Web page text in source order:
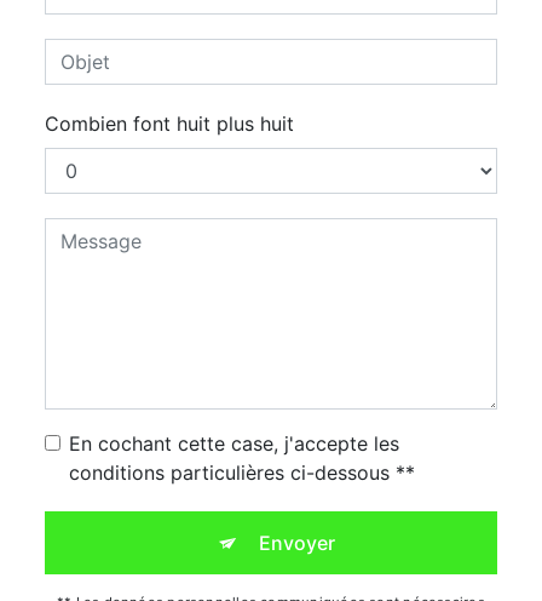
Combien font huit plus huit
En cochant cette case, j'accepte les
conditions particulières ci-dessous **
Envoyer